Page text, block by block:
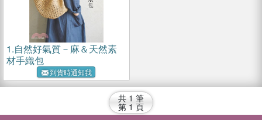
1.自然好氣質－麻＆天然素
材手織包
到貨時通知我
共 1 筆
第 1 頁